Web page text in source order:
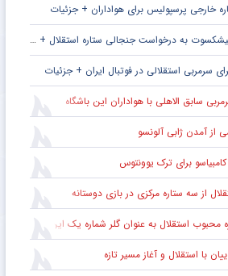
خارجی پرسپولیس برای هواداران + جزئیات
به درخواست جنجالی ستاره استقلال + جزئیات
سرمربی استقلالی در فوتبال ایران + جزئیات
سابق الاهلی با هواداران این باشگاه
از آمدن ژابی آلونسو
برای ترک یوونتوس
از سه ستاره مرکزی در بازی دوستانه
استقلال به عنوان گلر شماره یک این تیم برای شروع لیگ
با استقلال و آغاز مسیر تازه